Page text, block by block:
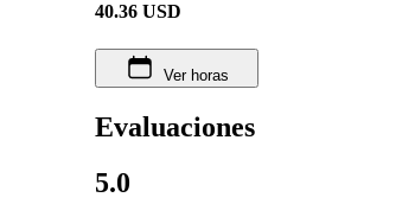
40.36 USD
Ver horas
Evaluaciones
5.0